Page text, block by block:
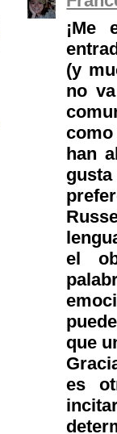
¡Me
(y
no
han
el
que
es